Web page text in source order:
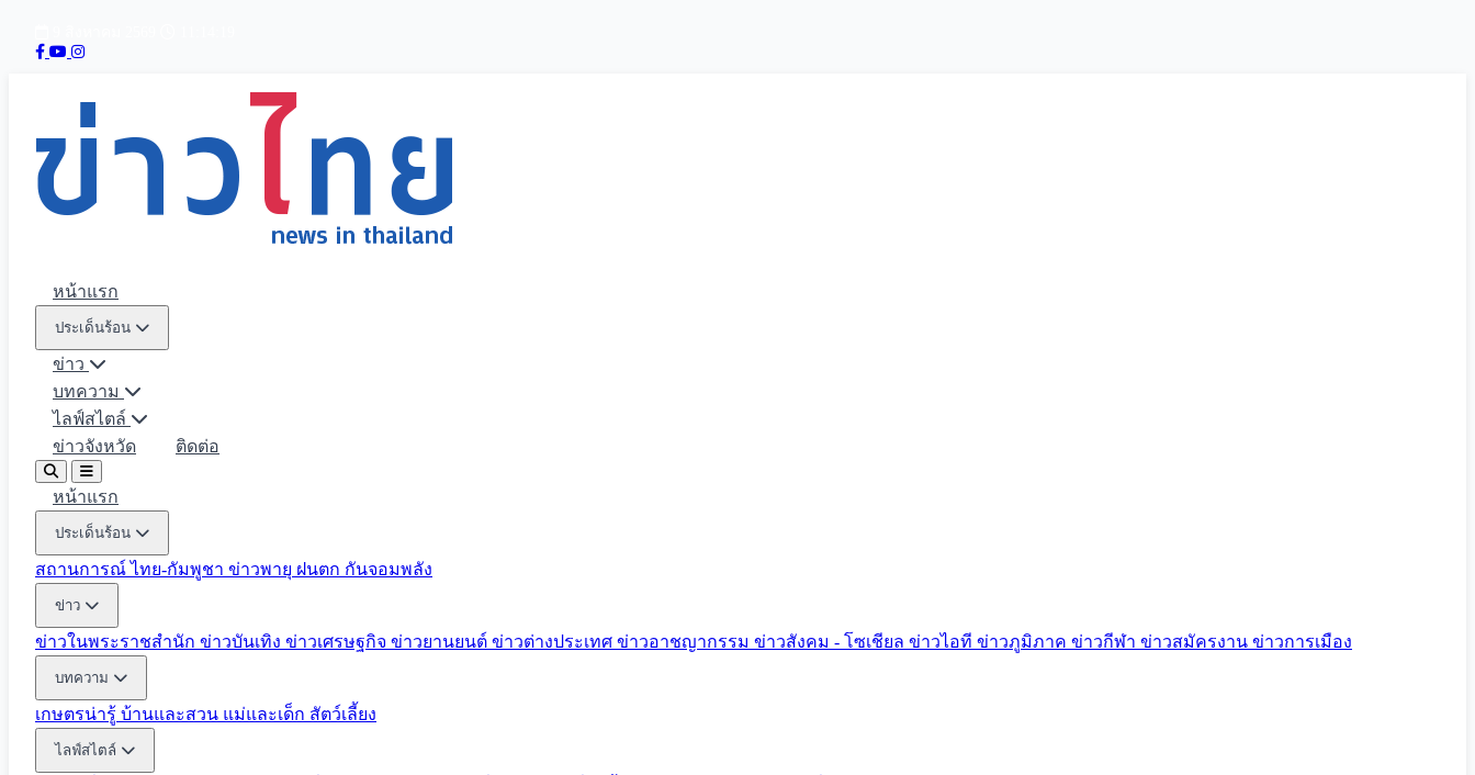
หน้าแรก
ประเด็นร้อน
ข่าว
บทความ
ไลฟ์สไตล์
ข่าวจังหวัด
ติดต่อ
หน้าแรก
ประเด็นร้อน
สถานการณ์ ไทย-กัมพูชา ข่าวพายุ ฝนตก กันจอมพลัง
ข่าว
ข่าวในพระราชสำนัก ข่าวบันเทิง ข่าวเศรษฐกิจ ข่าวยานยนต์ ข่าวต่างประเทศ ข่าวอาชญากรรม ข่าวสังคม - โซเชียล ข่าวไอที ข่าวภูมิภาค ข่าวกีฬา ข่าวสมัครงาน ข่าวการเมือง
บทความ
เกษตรน่ารู้ บ้านและสวน แม่และเด็ก สัตว์เลี้ยง
ไลฟ์สไตล์